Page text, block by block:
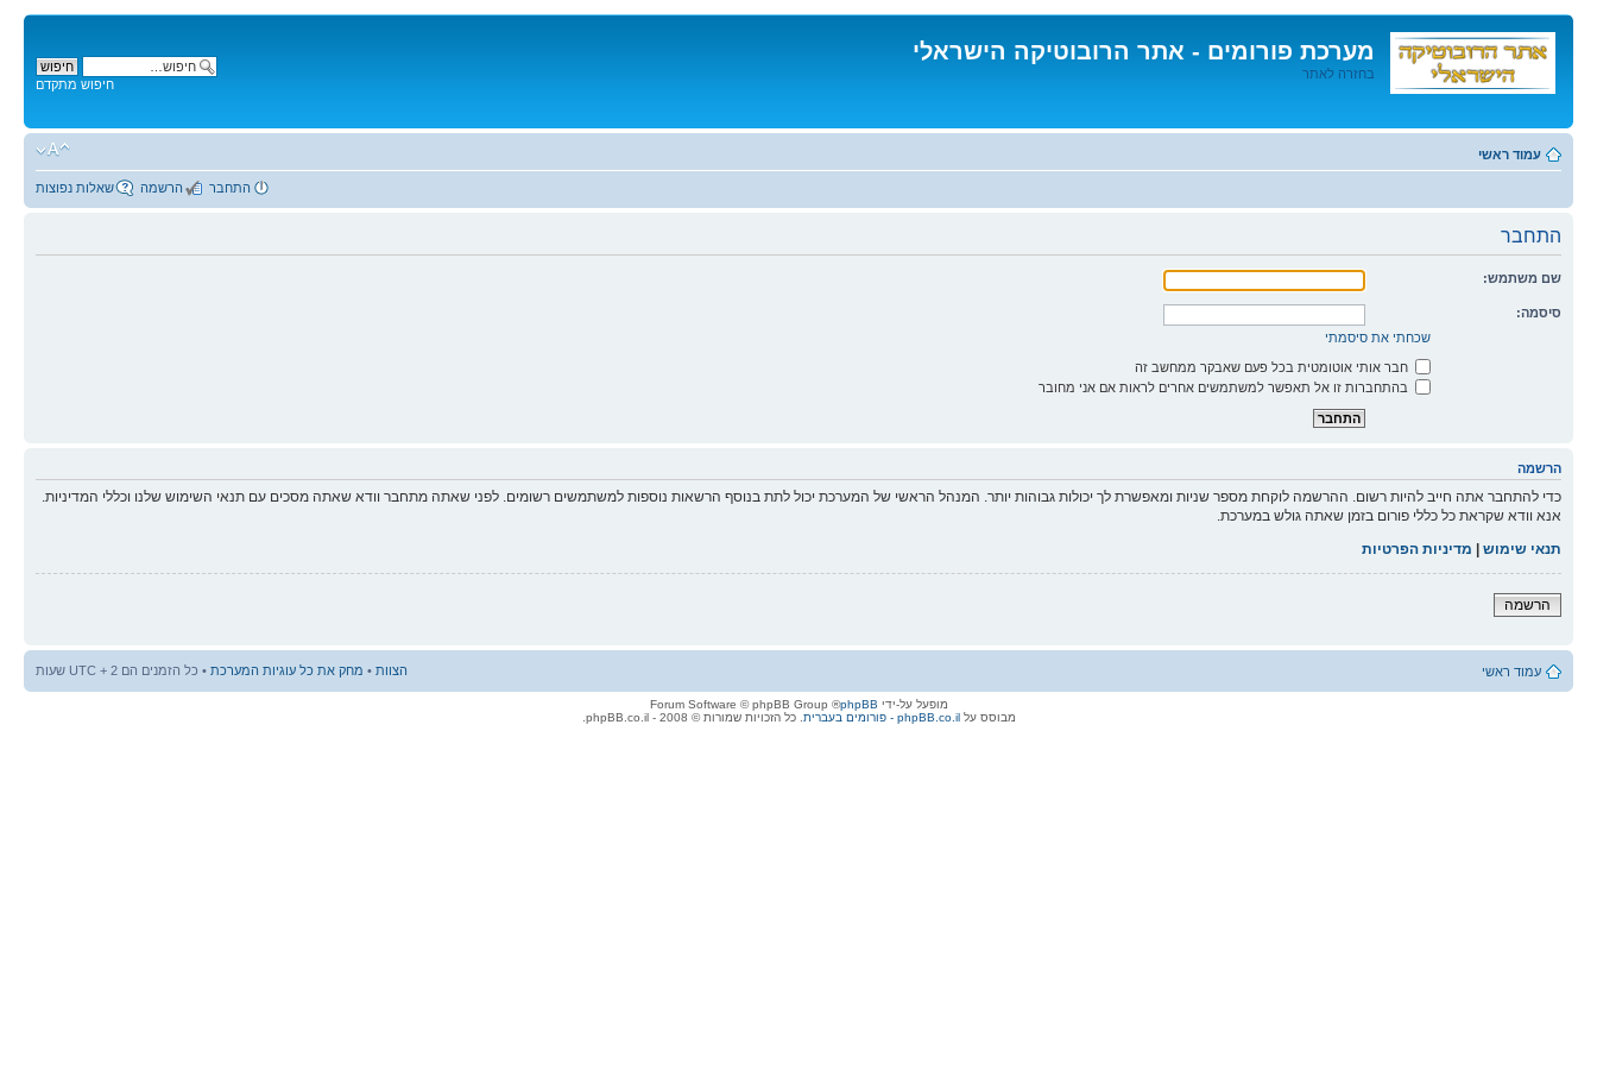
מערכת פורומים - אתר הרובוטיקה הישראלי
בחזרה לאתר
לתוכן
חיפוש מתקדם
עמוד ראשי
שאלות נפוצות הרשמה התחבר
התחבר
שם משתמש:
סיסמה:
שכחתי את סיסמתי
חבר אותי אוטומטית בכל פעם שאבקר ממחשב זה
בהתחברות זו אל תאפשר למשתמשים אחרים לראות אם אני מחובר
הרשמה
כדי להתחבר אתה חייב להיות רשום. ההרשמה לוקחת מספר שניות ומאפשרת לך יכולות גבוהות יותר. המנהל הראשי של המערכת יכול לתת בנוסף הרשאות נוספות למשתמשים רשומים. לפני שאתה מתחבר וודא שאתה מסכים עם תנאי השימוש שלנו וכללי המדיניות.
אנא וודא שקראת כל כללי פורום בזמן שאתה גולש במערכת.
תנאי שימוש | מדיניות הפרטיות
הרשמה
עמוד ראשי הצוות • מחק את כל עוגיות המערכת • כל הזמנים הם UTC + 2 שעות
מופעל על-ידי phpBB
® Forum Software © phpBB Group
מבוסס עלphpBB.co.il - פורומים בעברית . כל הזכויות שמורות © 2008 - phpBB.co.il.